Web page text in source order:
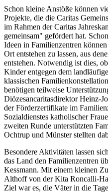
Schon kleine Anstöße können
Projekte, die die Caritas
im Rahmen der Caritas
gemeinsam" gefördert hat.
Ideen in Familienzentren
Ort entstehen zu lassen, aus
entstehen. Notwendig ist dies,
Kinder entgegen dem
klassischen
benötigen teilweise
Diözesancaritasdirektor Heinz-
der Förderzertifikate im
Sozialdienstes katholischer
zweiten Runde unterstützten
Ochtrup und Münster stellten
Besondere Aktivitäten lassen
das Land den Familienzentren
Kessmann. Mit einem kleinen
Althoff von der Kita Roncalli-
Ziel war es, die Väter in die